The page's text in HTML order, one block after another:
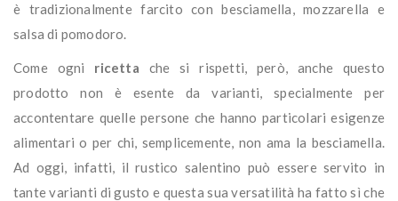
è tradizionalmente farcito con besciamella, mozzarella e
salsa di pomodoro.
Come ogni ricetta che si rispetti, però, anche questo
prodotto non è esente da varianti, specialmente per
accontentare quelle persone che hanno particolari esigenze
alimentari o per chi, semplicemente, non ama la besciamella.
Ad oggi, infatti, il rustico salentino può essere servito in
tante varianti di gusto e questa sua versatilità ha fatto sì che